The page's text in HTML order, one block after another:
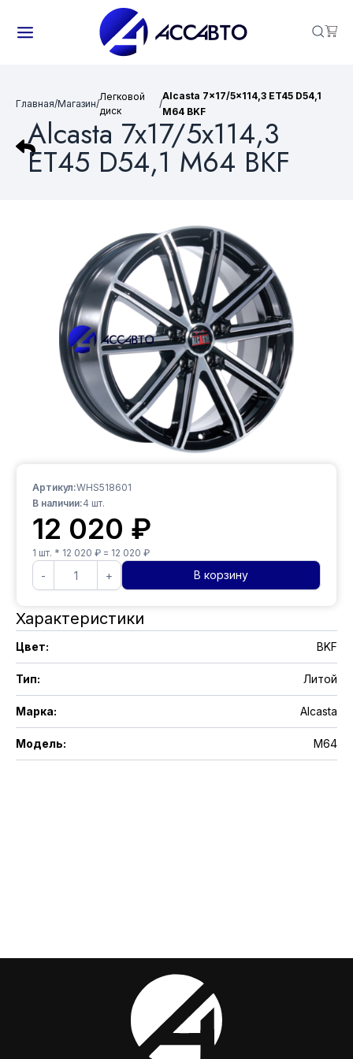
Главная/Магазин/
Легковой
диск
/
Alcasta 7x17/5x114,3 ET45 D54,1
M64 BKF
Alcasta 7x17/5x114,3
ET45 D54,1 M64 BKF
Характеристики
Цвет: BKF
Тип: Литой
Марка: Alcasta
Модель: M64
Артикул:WHS518601
В наличии:4 шт.
12 020 ₽
1 шт. * 12 020 ₽ = 12 020 ₽
- + В корзину